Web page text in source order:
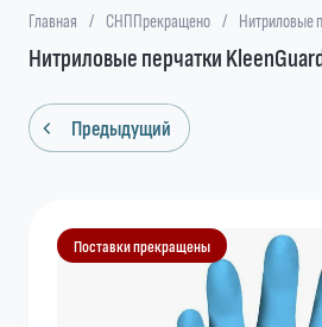
Главная / СНППрекращено / Нитриловые
Нитриловые перчатки
Предыдущий
Поставки прекращены